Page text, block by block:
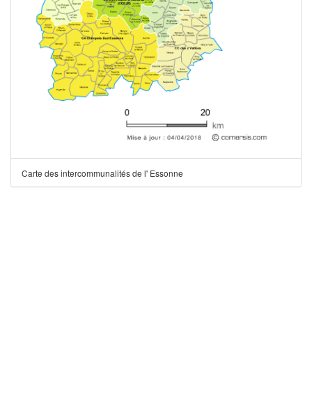
Carte des intercommunalités de l' Essonne